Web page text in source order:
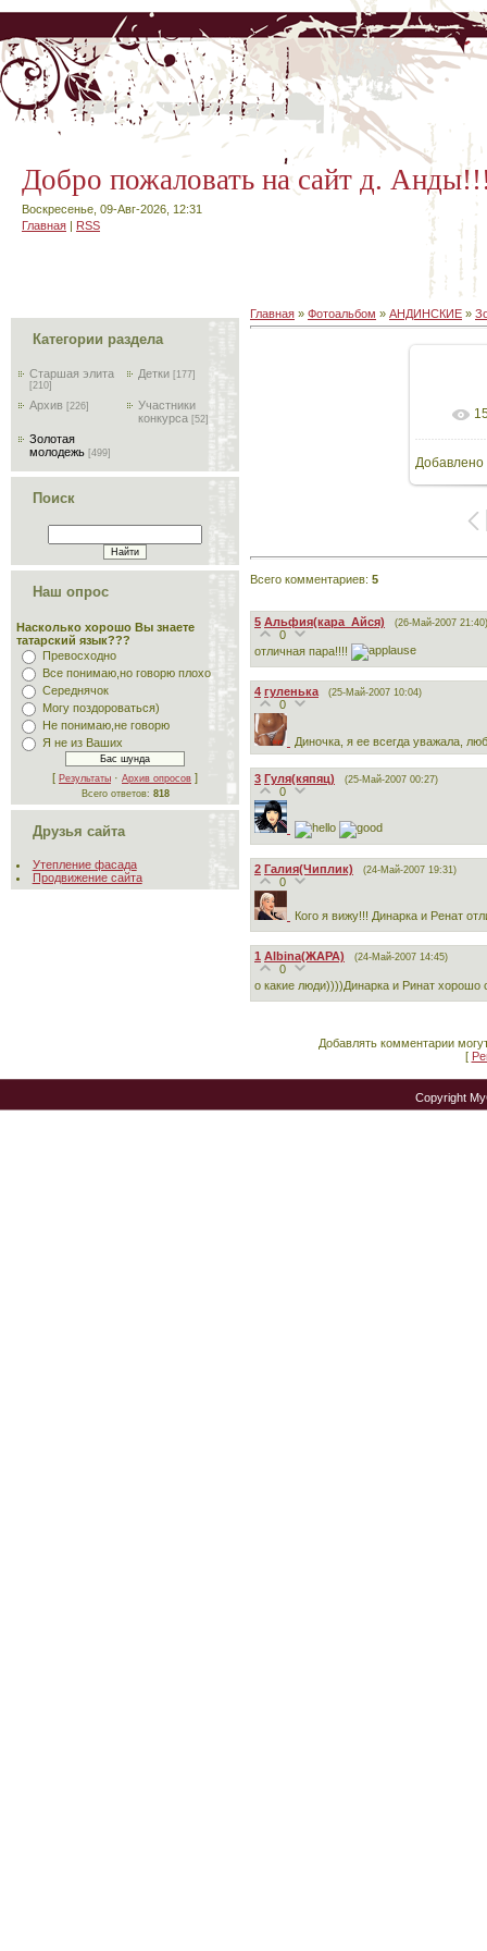
Добро пожаловать на сайт д.
Воскресенье, 09-Авг-2026, 12:31
Главная | RSS
Категории раздела
Старшая элита
[210]
Детки [177]
Архив [226]
Участники
конкурса [52]
Золотая
молодежь [499]
Поиск
Наш опрос
Насколько хорошо Вы знаете
татарский язык???
Превосходно
Все понимаю,но говорю плохо
Середнячок
Могу поздороваться)
Не понимаю,не говорю
Я не из Ваших
[ Результаты · Архив опросов ]
Всего ответов: 818
Друзья сайта
Утепление фасада
Продвижение сайта
Главная » Фотоальбом » АНДИНСКИЕ »
Добавлено
Всего комментариев: 5
5 Альфия(кара_Айся) (26-Май-2007 21:40)
0
отличная пара!!!!
4 гуленька (25-Май-2007 10:04)
0
Диночка, я ее всегда уважала,
3 Гуля(кяпяц) (25-Май-2007 00:27)
0
2 Галия(Чиплик) (24-Май-2007 19:31)
0
Кого я вижу!!! Динарка и Ренат
1 Albina(ЖАРА) (24-Май-2007 14:45)
0
о какие люди))))Динарка и Ринат хорошо
Добавлять комментарии
[
Copyright